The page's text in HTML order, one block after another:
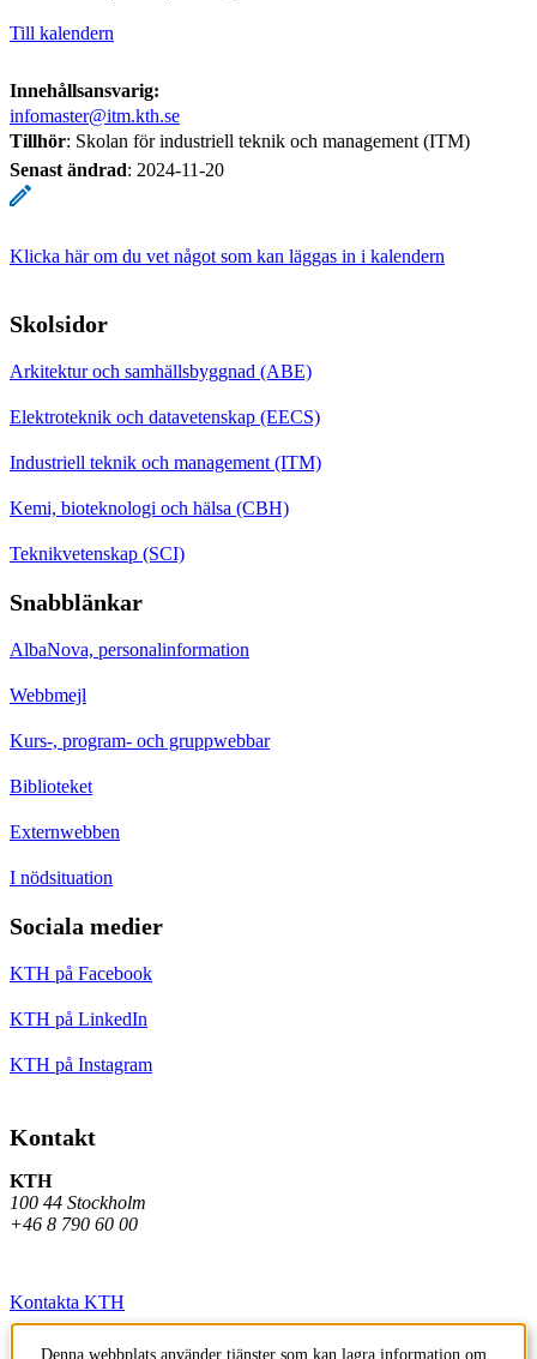
Till kalendern
Innehållsansvarig:
infomaster@itm.kth.se
Tillhör: Skolan för industriell teknik och management (ITM)
Senast ändrad: 2024-11-20
Klicka här om du vet något som kan läggas in i kalendern
Skolsidor
Arkitektur och samhällsbyggnad (ABE)
Elektroteknik och datavetenskap (EECS)
Industriell teknik och management (ITM)
Kemi, bioteknologi och hälsa (CBH)
Teknikvetenskap (SCI)
Snabblänkar
AlbaNova, personalinformation
Webbmejl
Kurs-, program- och gruppwebbar
Biblioteket
Externwebben
I nödsituation
Sociala medier
KTH på Facebook
KTH på LinkedIn
KTH på Instagram
Kontakt
KTH
100 44 Stockholm
+46 8 790 60 00
Kontakta KTH
Jobba på KTH
Denna webbplats använder tjänster som kan lagra information om